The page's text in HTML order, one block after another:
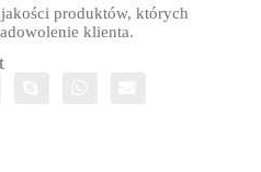
produktów, których
klienta.